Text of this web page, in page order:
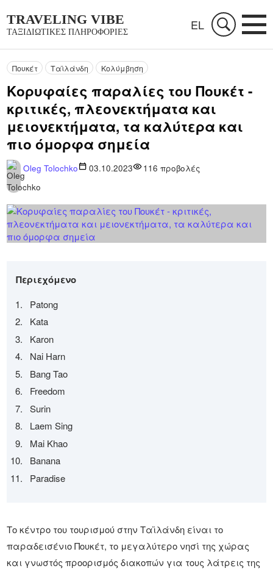
TRAVELING VIBE
ΤΑΞΙΔΙΩΤΙΚΈΣ ΠΛΗΡΟΦΟΡΊΕΣ EL
Πουκέτ Ταϊλάνδη Κολύμβηση
Κορυφαίες παραλίες του Πουκέτ -
κριτικές, πλεονεκτήματα και
μειονεκτήματα, τα καλύτερα και
πιο όμορφα σημεία
Oleg Tolochko 03.10.2023 116 προβολές
Περιεχόμενο
Patong
Kata
Karon
Nai Harn
Bang Tao
Freedom
Surin
Laem Sing
Mai Khao
Banana
Paradise
Το κέντρο του τουρισμού στην Ταϊλάνδη είναι το
παραδεισένιο Πουκέτ, το μεγαλύτερο νησί της χώρας
και γνωστός προορισμός διακοπών για τους λάτρεις της